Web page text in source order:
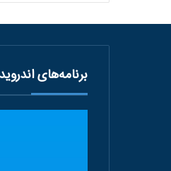
برنامه‌های اندروید